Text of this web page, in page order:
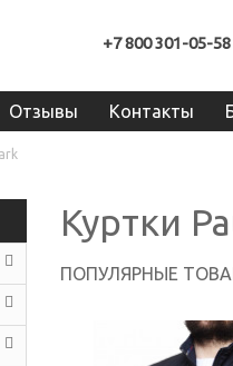
+7 800 301-05-58
Отзывы Контакты
Куртки
ПОПУЛЯРНЫЕ